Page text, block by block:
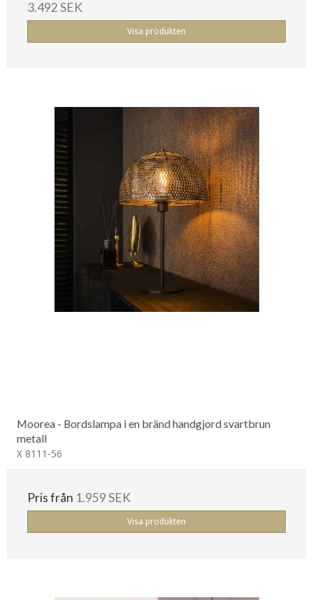
3.492 SEK
Visa produkten
Moorea - Bordslampa i en bränd handgjord svartbrun
metall
X 8111-56
Pris från 1.959 SEK
Visa produkten